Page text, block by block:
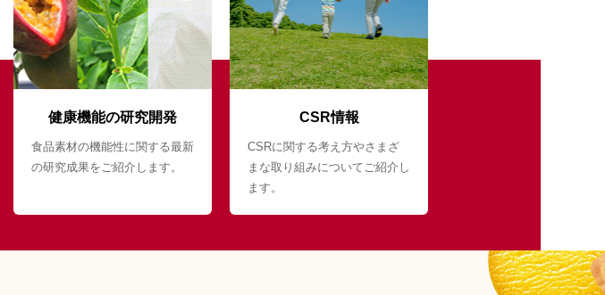
健康機能の研究開発
食品素材の機能性に関する最新
の研究成果をご紹介します。
CSR情報
CSRに関する考え方やさまざ
まな取り組みについてご紹介し
ます。